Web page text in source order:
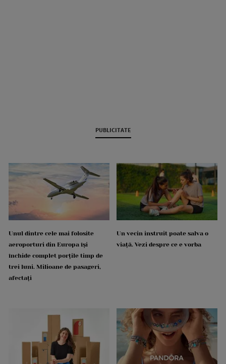
PUBLICITATE
Unul dintre cele mai folosite
aeroporturi din Europa își
închide complet porțile timp de
trei luni. Milioane de pasageri,
afectați
Un vecin instruit poate salva o
viață. Vezi despre ce e vorba